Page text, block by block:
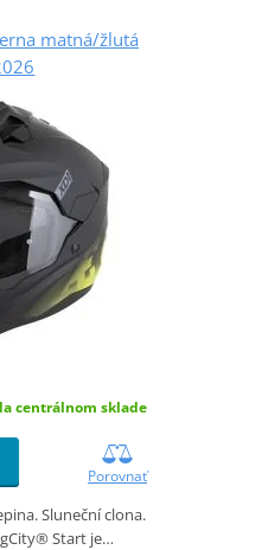
matná/žlutá
centrálnom sklade
Porovnať
Sluneční clona.
Start je…